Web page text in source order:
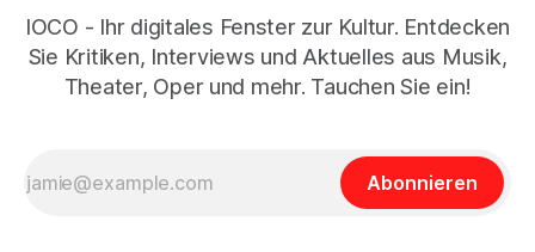
IOCO - Ihr digitales Fenster zur Kultur. Entdecken
Sie Kritiken, Interviews und Aktuelles aus Musik,
Theater, Oper und mehr. Tauchen Sie ein!
Abonnieren